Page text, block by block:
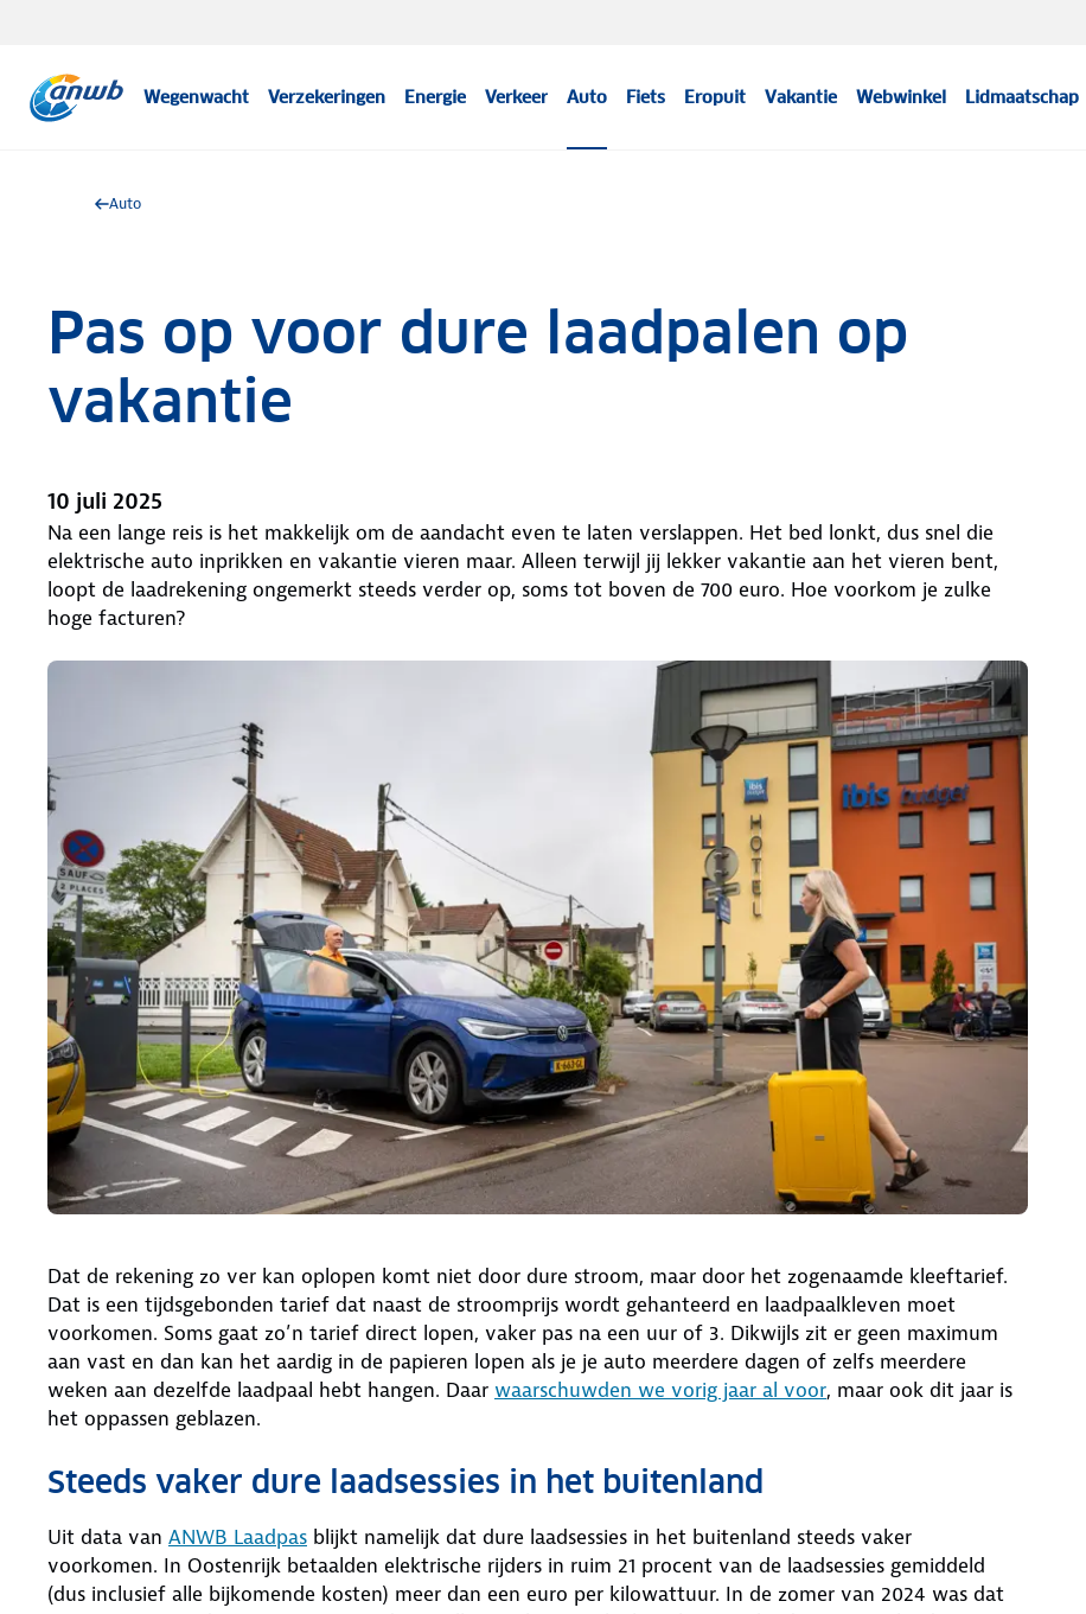
Wegenwacht Verzekeringen Energie Verkeer Auto Fiets Eropuit Vakantie Webwinkel Lidmaatschap
Auto
Pas op voor dure laadpalen op
vakantie
10 juli 2025
Na een lange reis is het makkelijk om de aandacht even te laten verslappen. Het bed lonkt, dus snel die
elektrische auto inprikken en vakantie vieren maar. Alleen terwijl jij lekker vakantie aan het vieren bent,
loopt de laadrekening ongemerkt steeds verder op, soms tot boven de 700 euro. Hoe voorkom je zulke
hoge facturen?
Dat de rekening zo ver kan oplopen komt niet door dure stroom, maar door het zogenaamde kleeftarief.
Dat is een tijdsgebonden tarief dat naast de stroomprijs wordt gehanteerd en laadpaalkleven moet
voorkomen. Soms gaat zo’n tarief direct lopen, vaker pas na een uur of 3. Dikwijls zit er geen maximum
aan vast en dan kan het aardig in de papieren lopen als je je auto meerdere dagen of zelfs meerdere
weken aan dezelfde laadpaal hebt hangen. Daar waarschuwden we vorig jaar al voor, maar ook dit jaar is
het oppassen geblazen.
Steeds vaker dure laadsessies in het buitenland
Uit data van ANWB Laadpas blijkt namelijk dat dure laadsessies in het buitenland steeds vaker
voorkomen. In Oostenrijk betaalden elektrische rijders in ruim 21 procent van de laadsessies gemiddeld
(dus inclusief alle bijkomende kosten) meer dan een euro per kilowattuur. In de zomer van 2024 was dat